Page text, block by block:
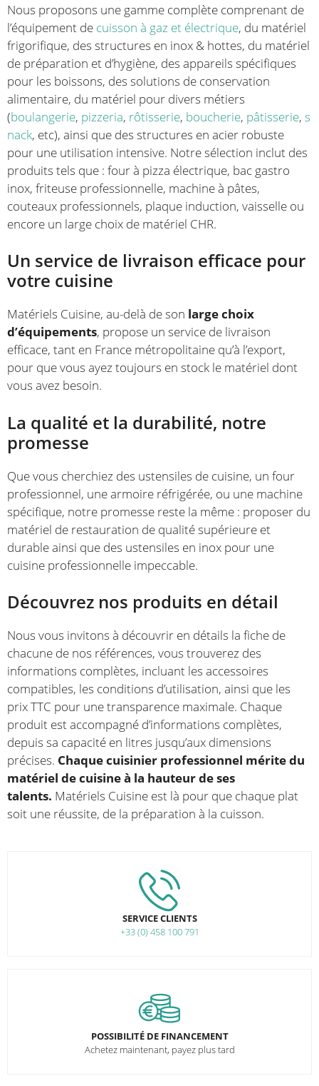
Nous proposons une gamme complète comprenant de
l’équipement de cuisson à gaz et électrique, du matériel
frigorifique, des structures en inox & hottes, du matériel
de préparation et d’hygiène, des appareils spécifiques
pour les boissons, des solutions de conservation
alimentaire, du matériel pour divers métiers
(boulangerie, pizzeria, rôtisserie, boucherie, pâtisserie, s
nack, etc), ainsi que des structures en acier robuste
pour une utilisation intensive. Notre sélection inclut des
produits tels que : four à pizza électrique, bac gastro
inox, friteuse professionnelle, machine à pâtes,
couteaux professionnels, plaque induction, vaisselle ou
encore un large choix de matériel CHR.
Un service de livraison efficace pour
votre cuisine
Matériels Cuisine, au-delà de son large choix
d’équipements, propose un service de livraison
efficace, tant en France métropolitaine qu’à l’export,
pour que vous ayez toujours en stock le matériel dont
vous avez besoin.
La qualité et la durabilité, notre
promesse
Que vous cherchiez des ustensiles de cuisine, un four
professionnel, une armoire réfrigérée, ou une machine
spécifique, notre promesse reste la même : proposer du
matériel de restauration de qualité supérieure et
durable ainsi que des ustensiles en inox pour une
cuisine professionnelle impeccable.
Découvrez nos produits en détail
Nous vous invitons à découvrir en détails la fiche de
chacune de nos références, vous trouverez des
informations complètes, incluant les accessoires
compatibles, les conditions d’utilisation, ainsi que les
prix TTC pour une transparence maximale. Chaque
produit est accompagné d’informations complètes,
depuis sa capacité en litres jusqu’aux dimensions
précises. Chaque cuisinier professionnel mérite du
matériel de cuisine à la hauteur de ses
talents. Matériels Cuisine est là pour que chaque plat
soit une réussite, de la préparation à la cuisson.
SERVICE CLIENTS
+33 (0) 458 100 791
POSSIBILITÉ DE FINANCEMENT
Achetez maintenant, payez plus tard